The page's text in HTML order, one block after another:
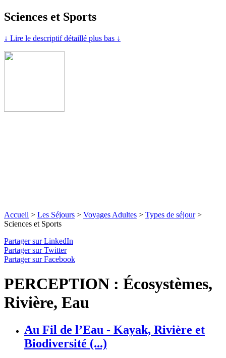
Sciences et Sports
↓ Lire le descriptif détaillé plus bas ↓
Accueil > Les Séjours > Voyages Adultes > Types de séjour>
Sciences et Sports
Partager sur LinkedIn
Partager sur Twitter
Partager sur Facebook
PERCEPTION : Écosystèmes,
Rivière, Eau
Au Fil de l’Eau - Kayak, Rivière et
Biodiversité (...)